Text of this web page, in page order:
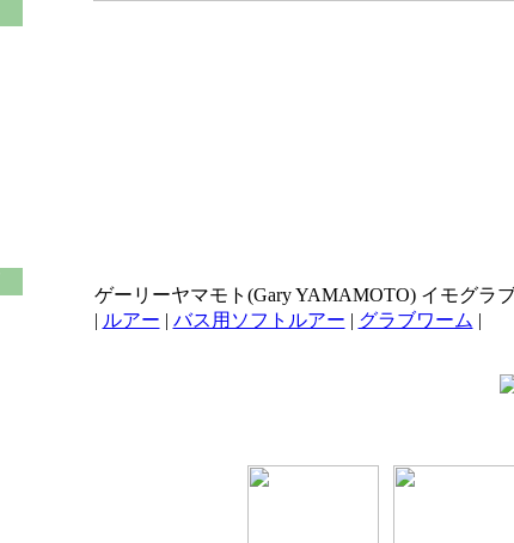
ゲーリーヤマモト(Gary YAMAMOTO) イモグラ
| ルアー | バス用ソフトルアー | グラブワーム |